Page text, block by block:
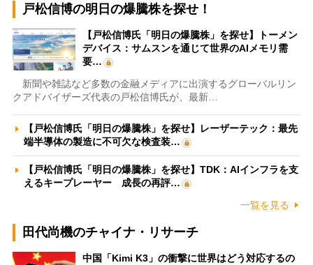
戸松信博の明日の爆騰株を探せ！
【戸松信博氏「明日の爆騰株」を探せ】トーメン
デバイス：サムスンを通じて世界のAIメモリ需
要…
新聞や雑誌など多数の金融メディアに出演するグローバルリン
クアドバイザーズ代表の戸松信博氏が、最新…
【戸松信博氏「明日の爆騰株」を探せ】レーザーテック：最先
端半導体の製造に不可欠な検査装…
【戸松信博氏「明日の爆騰株」を探せ】TDK：AIインフラを支
えるキープレーヤー 成長の再評…
一覧を見る
田代尚機のチャイナ・リサーチ
中国「Kimi K3」の衝撃に世界はどう対応するの